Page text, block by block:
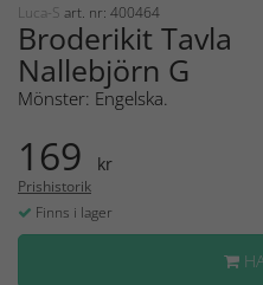
Luca-S art. nr: 400464
Broderikit Tavla
Nallebjörn G
Mönster: Engelska.
169 kr
Prishistorik
Finns i lager